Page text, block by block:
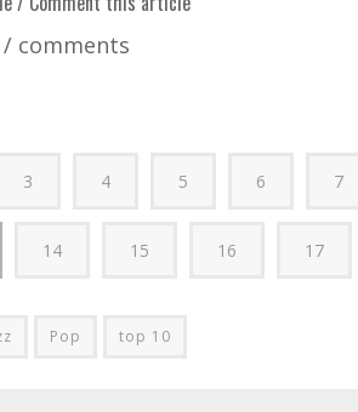
comments
3 4 5 6 7
14 15 16 17
Pop top 10